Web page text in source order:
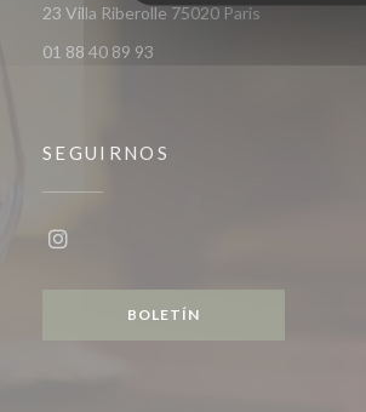
23 Villa Riberolle 75020 Paris((abre en una
01 88 40 89 93
SEGUIRNOS
BOLETÍN